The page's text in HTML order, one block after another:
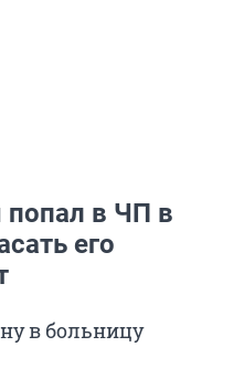
в ЧП в
его
в больницу